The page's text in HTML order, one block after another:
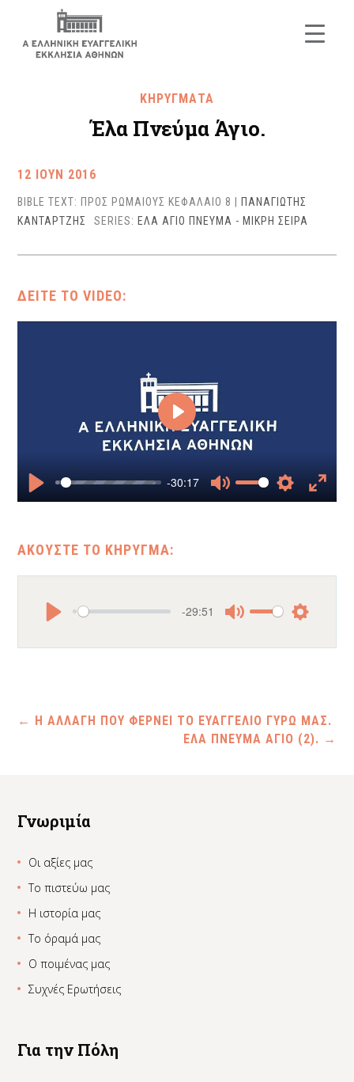
ΚΗΡΥΓΜΑΤΑ
Έλα Πνεύμα Άγιο.
12 ΙΟΥΝ 2016
BIBLE TEXT: ΠΡΟΣ ΡΩΜΑΙΟΥΣ ΚΕΦΑΛΑΙΟ 8
ΠΑΝΑΓΙΩΤΗΣ
ΚΑΝΤΑΡΤΖΗΣ
SERIES: ΕΛΑ ΑΓΙΟ ΠΝΕΥΜΑ - ΜΙΚΡΗ ΣΕΙΡΑ
Play
-30:17
Mute
SettingsEnter
Play
-29:51
← Η ΑΛΛΑΓΗ ΠΟΥ ΦΕΡΝΕΙ ΤΟ ΕΥΑΓΓΕΛΙΟ ΓΥΡΩ ΜΑΣ.
ΕΛΑ ΠΝΕΥΜΑ ΑΓΙΟ (2). →
Γνωριμία
Οι αξίες μας
Το πιστεύω μας
Η ιστορία μας
Το όραμά μας
Ο ποιμένας μας
Συχνές Ερωτήσεις
Για την Πόλη